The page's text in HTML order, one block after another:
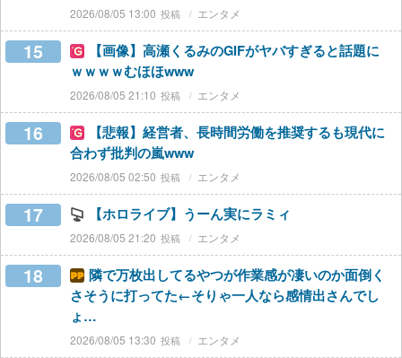
2026/08/05 13:00 エンタメ
15
【画像】高瀬くるみのGIFがヤバすぎると話題に
ｗｗｗｗむほほwww
2026/08/05 21:10 エンタメ
16
【悲報】経営者、長時間労働を推奨するも現代に
合わず批判の嵐www
2026/08/05 02:50 エンタメ
17 【ホロライブ】うーん実にラミィ
2026/08/05 21:20 エンタメ
18
隣で万枚出してるやつが作業感が凄いのか面倒く
さそうに打ってた←そりゃ一人なら感情出さんでし
ょ…
2026/08/05 13:30 エンタメ